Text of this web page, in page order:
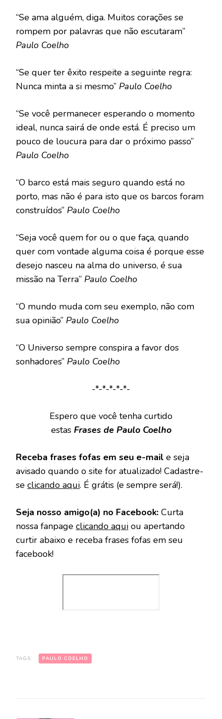
“Se ama alguém, diga. Muitos corações se
rompem por palavras que não escutaram”
Paulo Coelho
“Se quer ter êxito respeite a seguinte regra:
Nunca minta a si mesmo” Paulo Coelho
“Se você permanecer esperando o momento
ideal, nunca sairá de onde está. É preciso um
pouco de loucura para dar o próximo passo”
Paulo Coelho
“O barco está mais seguro quando está no
porto, mas não é para isto que os barcos foram
construídos” Paulo Coelho
“Seja você quem for ou o que faça, quando
quer com vontade alguma coisa é porque esse
desejo nasceu na alma do universo, é sua
missão na Terra” Paulo Coelho
“O mundo muda com seu exemplo, não com
sua opinião” Paulo Coelho
“O Universo sempre conspira a favor dos
sonhadores” Paulo Coelho
-*-*-*-*-*-
Espero que você tenha curtido
estas Frases de Paulo Coelho
Receba frases fofas em seu e-mail e seja
avisado quando o site for atualizado! Cadastre-
se clicando aqui. É grátis (e sempre será!).
Seja nosso amigo(a) no Facebook: Curta
nossa fanpage clicando aqui ou apertando
curtir abaixo e receba frases fofas em seu
facebook!
TAGS: PAULO COELHO